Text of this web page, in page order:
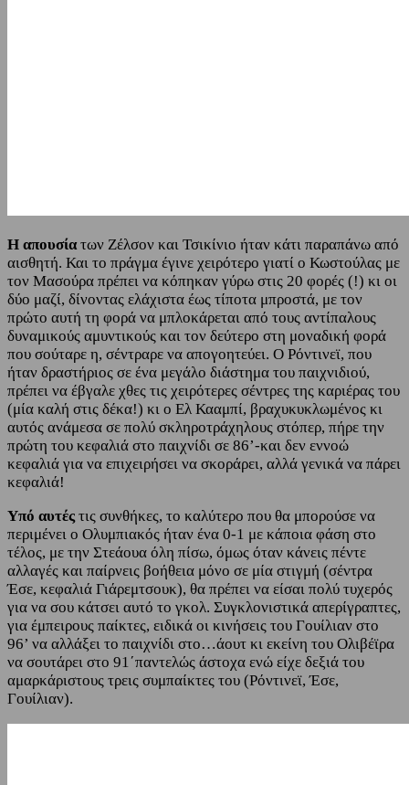
Η απουσίατων Ζέλσον και Τσικίνιο ήταν κάτι παραπάνω από
αισθητή. Και το πράγμα έγινε χειρότερο γιατί ο Κωστούλας με
τον Μασούρα πρέπει να κόπηκαν γύρω στις 20 φορές (!) κι οι
δύο μαζί, δίνοντας ελάχιστα έως τίποτα μπροστά, με τον
πρώτο αυτή τη φορά να μπλοκάρεται από τους αντίπαλους
δυναμικούς αμυντικούς και τον δεύτερο στη μοναδική φορά
που σούταρε η, σέντραρε να απογοητεύει. Ο Ρόντινεϊ, που
ήταν δραστήριος σε ένα μεγάλο διάστημα του παιχνιδιού,
πρέπει να έβγαλε χθες τις χειρότερες σέντρες της καριέρας του
(μία καλή στις δέκα!) κι ο Ελ Κααμπί, βραχυκυκλωμένος κι
αυτός ανάμεσα σε πολύ σκληροτράχηλους στόπερ, πήρε την
πρώτη του κεφαλιά στο παιχνίδι σε 86’-και δεν εννοώ
κεφαλιά για να επιχειρήσει να σκοράρει, αλλά γενικά να πάρει
κεφαλιά!
Υπό αυτές τις συνθήκες, το καλύτερο που θα μπορούσε να
περιμένει ο Ολυμπιακός ήταν ένα 0-1 με κάποια φάση στο
τέλος, με την Στεάουα όλη πίσω, όμως όταν κάνεις πέντε
αλλαγές και παίρνεις βοήθεια μόνο σε μία στιγμή (σέντρα
Έσε, κεφαλιά Γιάρεμτσουκ), θα πρέπει να είσαι πολύ τυχερός
για να σου κάτσει αυτό το γκολ. Συγκλονιστικά απερίγραπτες,
για έμπειρους παίκτες, ειδικά οι κινήσεις του Γουίλιαν στο
96’ να αλλάξει το παιχνίδι στο…άουτ κι εκείνη του Ολιβέϊρα
να σουτάρει στο 91΄παντελώς άστοχα ενώ είχε δεξιά του
αμαρκάριστους τρεις συμπαίκτες του (Ρόντινεϊ, Έσε,
Γουίλιαν).